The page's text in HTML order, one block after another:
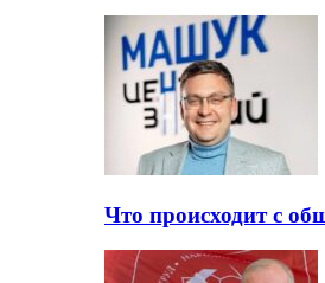
Что происходит с